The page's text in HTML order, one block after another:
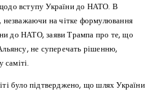
вступу України до НАТО. В
незважаючи на чітке формулювання
до НАТО, заяви Трампа про те, що
не суперечать рішенню,
було підтверджено, що шлях України